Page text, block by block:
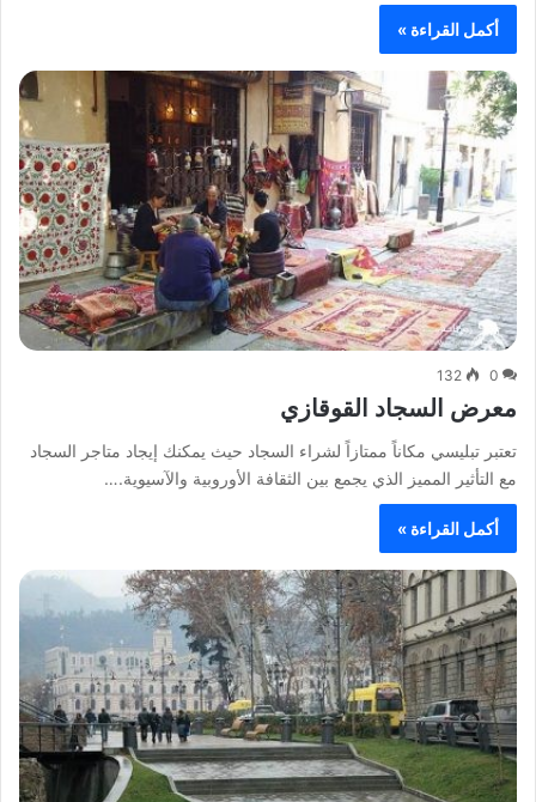
أكمل القراءة »
0
132
معرض السجاد القوقازي
تعتبر تبليسي مكاناً ممتازاً لشراء السجاد حيث يمكنك إيجاد متاجر السجاد
مع التأثير المميز الذي يجمع بين الثقافة الأوروبية والآسيوية.…
أكمل القراءة »